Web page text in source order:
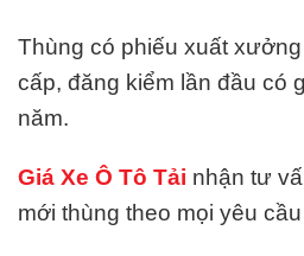
Thùng có phiếu xuất
cấp, đăng kiểm lần đầu có
năm.
Giá Xe Ô Tô Tải nhận tư
mới thùng theo mọi yêu